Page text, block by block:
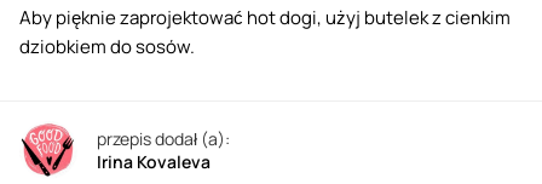
Aby pięknie zaprojektować hot dogi, użyj butelek z cienkim
dziobkiem do sosów.
przepis dodał (a):
Irina Kovaleva